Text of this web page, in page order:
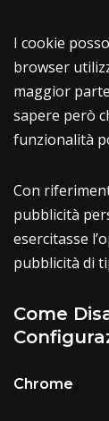
I cookie
browser
maggior
sapere però
funzionalità
Con
pubblicità
esercitasse
pubblicità di
Come
Chrome